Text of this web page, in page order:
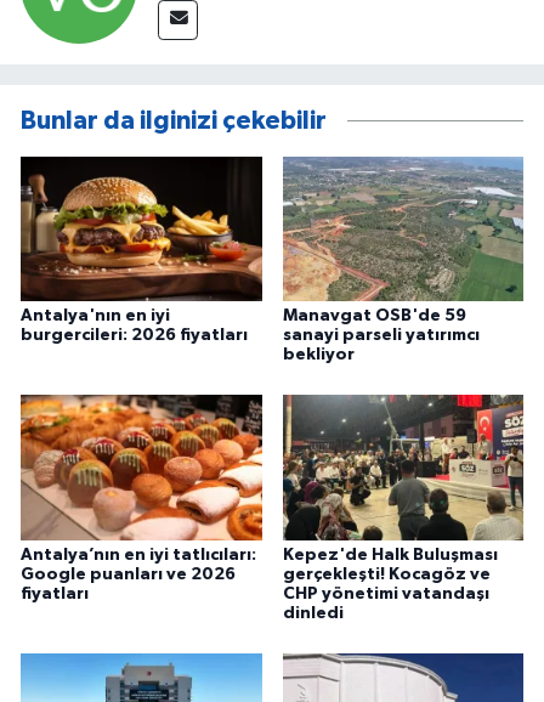
Bunlar da ilginizi çekebilir
Antalya'nın en iyi
burgercileri: 2026 fiyatları
Manavgat OSB'de 59
sanayi parseli yatırımcı
bekliyor
Antalya’nın en iyi tatlıcıları:
Google puanları ve 2026
fiyatları
Kepez'de Halk Buluşması
gerçekleşti! Kocagöz ve
CHP yönetimi vatandaşı
dinledi